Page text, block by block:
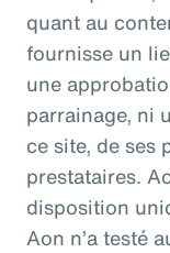
quant au
fournisse un
une
parrainage, ni
ce site, de ses
prestataires.
disposition
Aon n’a testé